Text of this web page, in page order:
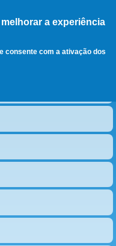
a experiência
consente com a ativação dos
, ir para a
página principal